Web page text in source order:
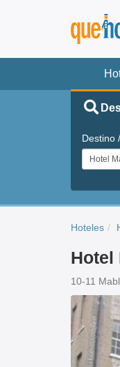
Destino
Hoteles
Hotel
10-11